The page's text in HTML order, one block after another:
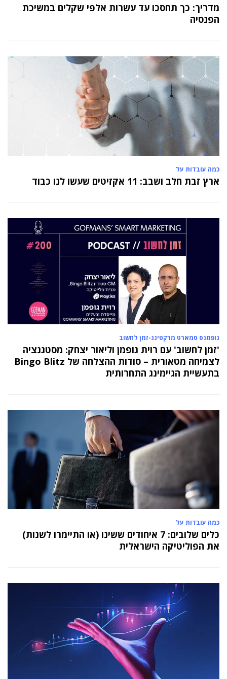
מדריך: כך תחסכו עד עשרות אלפי שקלים במשיכת
הפנסיה
כמה עובדות על
ארץ זבת חלב ושבב: 11 אקזיטים שעשו לנו כבוד
גופמנס סמארט מרקטינג-זמן לחשוב
'זמן לחשוב' עם רוית גופמן וליאור יצחק: מסטגנציה
לצמיחה מטאורית – סודות ההצלחה של Bingo Blitz
בתעשיית הגיימינג התחרותית
כמה עובדות על
כלים שלובים: 7 איחודים ששינו (או התיימרו לשנות)
את הפוליטיקה הישראלית